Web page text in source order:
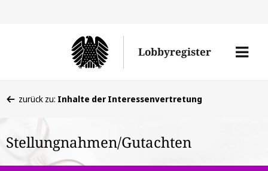
den
Lobbyregister
Menü
befinden
hier:
zurück zu: Inhalte der Interessenvertretung
Stellungnahmen/Gutachten